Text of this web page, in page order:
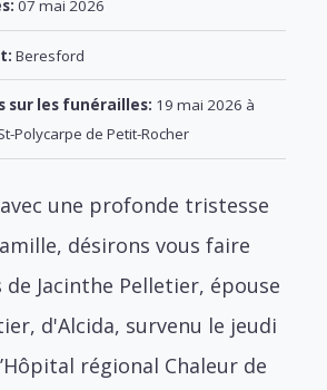
07 mai 2026
Beresford
sur les funérailles: 19 mai 2026 à
Polycarpe de Petit-Rocher
avec une profonde tristesse
désirons vous faire
Jacinthe Pelletier, épouse
d'Alcida, survenu le jeudi
régional Chaleur de